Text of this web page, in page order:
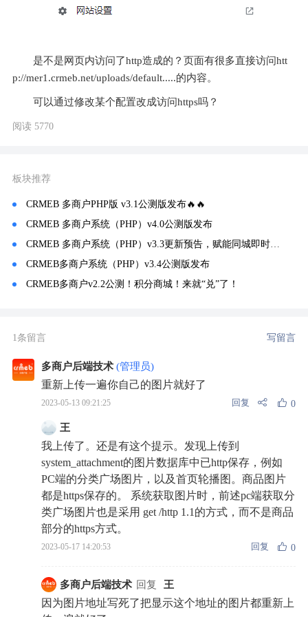
是不是网页内访问了http造成的？页面有很多直接访问htt
p://mer1.crmeb.net/uploads/default.....的内容。
可以通过修改某个配置改成访问https吗？
阅读 5770
板块推荐
CRMEB 多商户PHP版 v3.1公测版发布🔥🔥
CRMEB 多商户系统（PHP）v4.0公测版发布
CRMEB 多商户系统（PHP）v3.3更新预告，赋能同城即时服务💥💥
CRMEB多商户系统（PHP）v3.4公测版发布
CRMEB多商户v2.2公测！积分商城！来就“兑”了！
1条留言 写留言
多商户后端技术 (管理员)
重新上传一遍你自己的图片就好了
2023-05-13 09:21:25 回复 0
王
我上传了。还是有这个提示。发现上传到
system_attachment的图片数据库中已http保存，例如
PC端的分类广场图片，以及首页轮播图。商品图片
都是https保存的。 系统获取图片时，前述pc端获取分
类广场图片也是采用 get /http 1.1的方式，而不是商品
部分的https方式。
2023-05-17 14:20:53 回复 0
多商户后端技术 回复 王
因为图片地址写死了把显示这个地址的图片都重新上